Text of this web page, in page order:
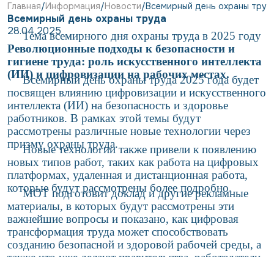
Главная Информация Новости Всемирный день охраны
Всемирный день охраны труда
28.04.2025
Тема всемирного дня охраны труда в 2025 году
Революционные подходы к безопасности и
гигиене труда: роль искусственного интеллекта
(ИИ) и цифровизации на рабочих местах.
Всемирный день охраны труда 2025 года будет
посвящен влиянию цифровизации и искусственного
интеллекта (ИИ) на безопасность и здоровье
работников. В рамках этой темы будут
рассмотрены различные новые технологии через
призму охраны труда.
Новые технологии также привели к появлению
новых типов работ, таких как работа на цифровых
платформах, удаленная и дистанционная работа,
которые будут рассмотрены более подробно.
МОТ подготовит доклад и другие рекламные
материалы, в которых будут рассмотрены эти
важнейшие вопросы и показано, как цифровая
трансформация труда может способствовать
созданию безопасной и здоровой рабочей среды, а